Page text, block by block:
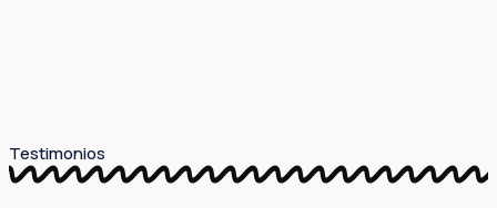
Testimonios